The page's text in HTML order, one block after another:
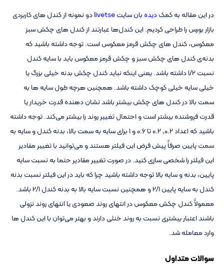
در این مقاله به کمکدیده بانسایتlivetseدو نمونه از کندل های کاربردی
بازار بورس را طراحی کردیم. این کندل‌ها عبارتند از کندل های چکش سبز
معکوس، کندل های چکش قرمز معکوس است. توجه داشته باشید که
بدنه‌ی کندل های چکش سبز و چکش قرمز معکوس باید با سایه کندل
نسبت 1/2 داشته باشد. یعنی اینکه نباید کندل چکش بدنه خیلی بزرگ یا
خیلی سایه خیلی کوچک داشته باشد. همچنین هرچه طول سایه ها به
سمت بالا در کندل های چکش بیشتر باشد نشان دهنده قدرت خریدار یا
قدرت فروشنده بیشتر است و احتمال تغییر روند را بیشتر می‌کند. توجه داشته
باشید که اعداد 0.2, 0.2 تا 0.6 و 1 برای سایه به سمت بالا، بدنه کندل و سایه به
سمت پایین صرفاََ پیش فرض این فیلتر هستند و می‌توانید با تغییر مقادیر
این فیلتر را شخصی سازی کنید. در صورت تغییر مقادیر حتما به نسبت سایه
پایین، بدنه و سایه بالا توجه داشته باشید چرا که باید در این فیلتر نسبت بدنه
کندل به سایه پایین 2/1 و همچنین نسبت سایه بالا به بدنه کندل 2/1 باشد.
معمولاََ کندل چکش معکوس در انتهای روند صعودی یا انتهای روند نزولی
باشند اعتبار بیشتری نسبت به روند خنثی دارند و بهتر می‌توان با این کندل ها
وارد معامله شد.
سوالات متداول